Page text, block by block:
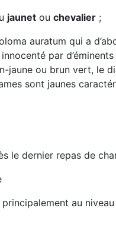
jaunet ou chevalier ;
auratum qui a
par
jaune ou brun vert, le
sont jaunes
le dernier repas de
au